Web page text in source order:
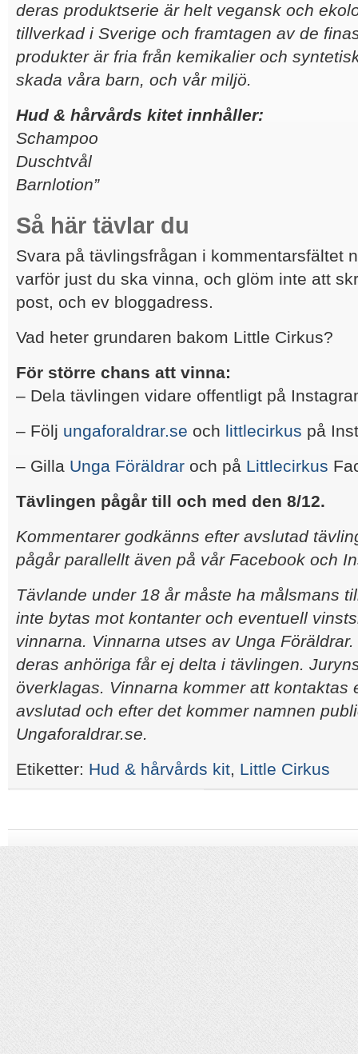
deras produktserie är helt vegansk och
tillverkad i Sverige och framtagen av de
produkter är fria från kemikalier och
skada våra barn, och vår miljö.
Hud & hårvårds kitet innhåller:
Schampoo
Duschtvål
Barnlotion”
Så här tävlar du
Svara på tävlingsfrågan i kommentarsfältet
varför just du ska vinna, och glöm inte att
post, och ev bloggadress.
Vad heter grundaren bakom Little Cirkus?
För större chans att vinna:
– Dela tävlingen vidare offentligt på
– Följ ungaforaldrar.se och littlecirkus på
– Gilla Unga Föräldrar och på Littlecirkus
Tävlingen pågår till och med den 8/12.
Kommentarer godkänns efter avslutad
pågår parallellt även på vår Facebook och
Tävlande under 18 år måste ha målsmans
inte bytas mot kontanter och eventuell
vinnarna. Vinnarna utses av Unga
deras anhöriga får ej delta i tävlingen.
överklagas. Vinnarna kommer att kontaktas
avslutad och efter det kommer namnen
Ungaforaldrar.se.
Etiketter: Hud & hårvårds kit, Little Cirkus